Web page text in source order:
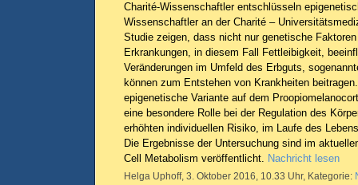
Charité-Wissenschaftler entschlüsseln
Wissenschaftler an der Charité –
Studie zeigen, dass nicht nur genetische
Erkrankungen, in diesem Fall Fettleibigkeit,
Veränderungen im Umfeld des Erbguts,
können zum Entstehen von Krankheiten
epigenetische Variante auf dem
eine besondere Rolle bei der Regulation des
erhöhten individuellen Risiko, im Laufe des
Die Ergebnisse der Untersuchung sind im
Cell Metabolism veröffentlicht. Nachricht lesen
Helga Uphoff, 3. Oktober 2016, 10.33 Uhr, Kategorie: